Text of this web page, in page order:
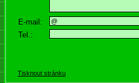
E-mail:
Tel.:
Tisknout stránku